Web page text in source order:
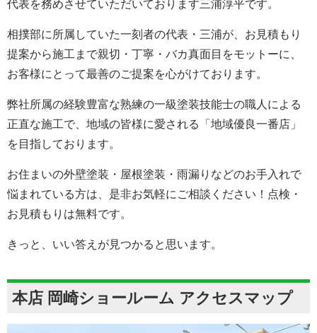
代表を務めさせていただいております三浦淳平です。
相撲部に所属していた一刻者の代表・三浦が、お見積もり
提案から施工まで親切・丁寧・バカ真面目をモットーに、
お客様にとって最善のご提案を心がけております。
弊社所属の経験豊富な熟練の一級塗装技能士の職人による
正直な施工で、地域の皆様に愛される「地域優良一番店」
を目指しております。
お住まいの外壁塗装・屋根塗装・雨漏りなどのお手入れで
悩まれている方は、是非お気軽にご相談ください！点検・
お見積もりは無料です。
きっと、いい答えが見つかると思います。
本店 岡崎ショールーム アクセスマップ